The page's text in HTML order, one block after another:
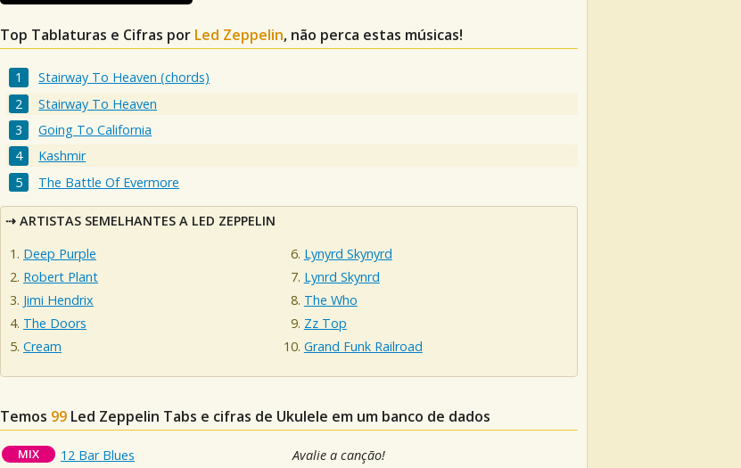
Top Tablaturas e Cifras por Led Zeppelin, não perca estas músicas!
Stairway To Heaven (chords)
Stairway To Heaven
Going To California
Kashmir
The Battle Of Evermore
ARTISTAS SEMELHANTES A LED ZEPPELIN
Deep Purple
Robert Plant
Jimi Hendrix
The Doors
Cream
Lynyrd Skynyrd
Lynrd Skynrd
The Who
Zz Top
Grand Funk Railroad
Temos 99 Led Zeppelin Tabs e cifras de Ukulele em um banco de dados
MIX 12 Bar Blues Avalie a canção!